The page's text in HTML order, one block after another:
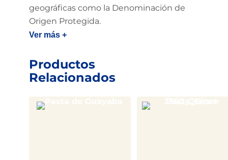
geográficas como la Denominación de
Origen Protegida.
Ver más +
Productos
Relacionados